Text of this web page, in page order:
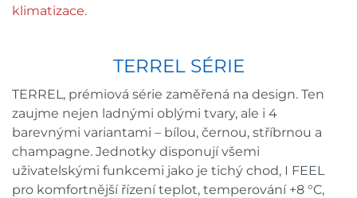
klimatizace.
TERREL SÉRIE
TERREL, prémiová série zaměřená na design. Ten
zaujme nejen ladnými oblými tvary, ale i 4
barevnými variantami – bílou, černou, stříbrnou a
champagne. Jednotky disponují všemi
uživatelskými funkcemi jako je tichý chod, I FEEL
pro komfortnější řízení teplot, temperování +8 °C,